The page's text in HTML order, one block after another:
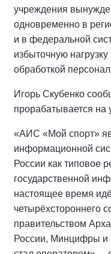
учреждения
одновременно в
и в федеральной
избыточную
обработкой
Игорь Скубенко
прорабатывается на
«АИС «Мой спорт»
информационной
России как типовое
государственной
настоящее время
четырёхстороннего
правительством
России, Минцифры и